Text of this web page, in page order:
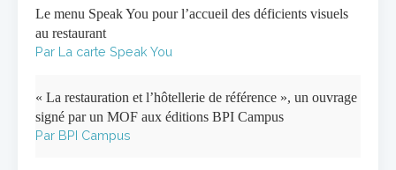
Le menu Speak You pour l’accueil des déficients visuels
au restaurant
Par La carte Speak You
« La restauration et l’hôtellerie de référence », un ouvrage
signé par un MOF aux éditions BPI Campus
Par BPI Campus